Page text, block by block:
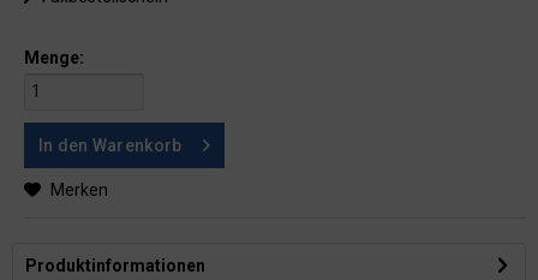
Menge:
In den Warenkorb
Merken
Produktinformationen